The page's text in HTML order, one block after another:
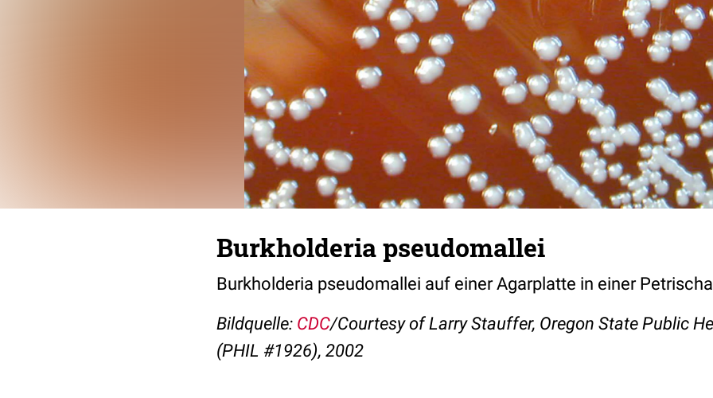
Burkholderia pseudomallei
Burkholderia pseudomallei auf einer Agarplatte in einer
Bildquelle: CDC/Courtesy of Larry Stauffer, Oregon State Public
(PHIL #1926), 2002